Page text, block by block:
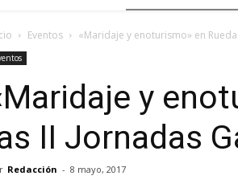
Eventos «Maridaje y enoturismo» en
y
II Jornadas
Redacción - 8 mayo, 2017